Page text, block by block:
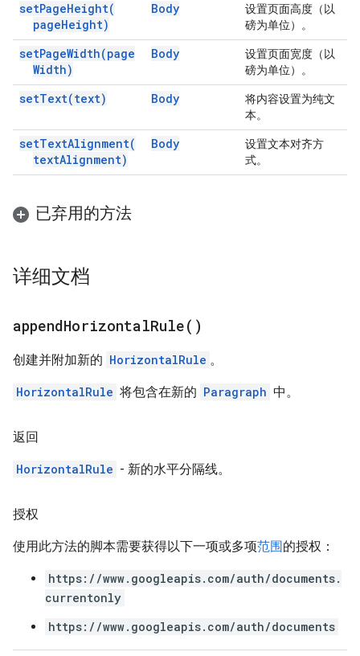
setPageHeight(
pageHeight)
Body
设置页面高度（以
磅为单位）。
setPageWidth(page
Width)
Body
设置页面宽度（以
磅为单位）。
setText(text) Body
将内容设置为纯文
本。
setTextAlignment(
textAlignment)
Body
设置文本对齐方
式。
已弃用的方法
详细文档
appendHorizontalRule( )
创建并附加新的 HorizontalRule 。
HorizontalRule 将包含在新的 Paragraph 中。
返回
HorizontalRule - 新的水平分隔线。
授权
使用此方法的脚本需要获得以下一项或多项范围的授权：
https://www.googleapis.com/auth/documents.
currentonly
https://www.googleapis.com/auth/documents